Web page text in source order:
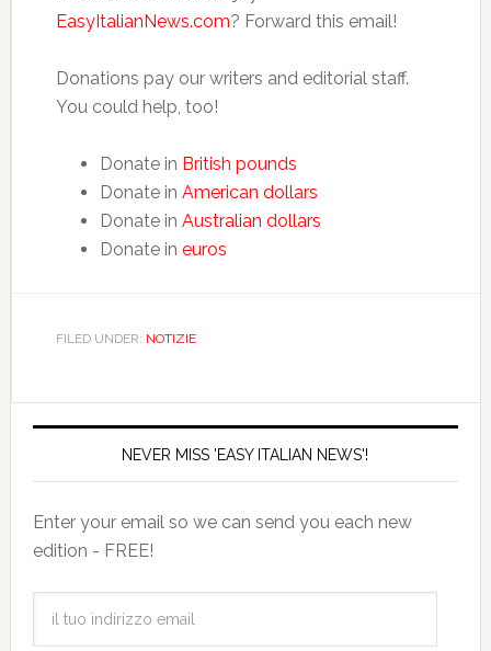
EasyItalianNews.com? Forward this email!
Donations pay our writers and editorial staff.
You could help, too!
Donate in British pounds
Donate in American dollars
Donate in Australian dollars
Donate in euros
FILED UNDER: NOTIZIE
NEVER MISS 'EASY ITALIAN NEWS'!
Enter your email so we can send you each new
edition - FREE!